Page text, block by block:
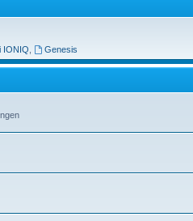
IONIQ Genesis